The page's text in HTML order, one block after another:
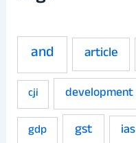
and article
cji development
gdp gst ias